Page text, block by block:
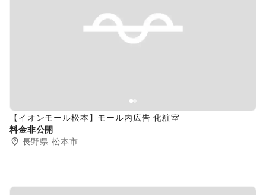
Previous slide
【イオンモール松本】モール内広告 化粧室
料金非公開
長野県 松本市